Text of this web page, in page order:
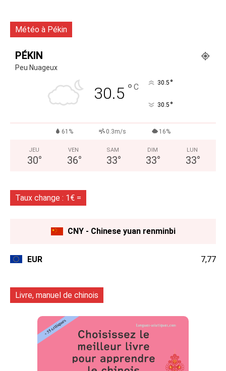
Météo à Pékin
PÉKIN
Peu Nuageux
30.5 ° C 30.5 °
30.5 °
61% 0.3m/s 16%
JEU
30°
VEN
36°
SAM
33°
DIM
33°
LUN
33°
Taux change : 1€ =
CNY - Chinese yuan renminbi
EUR 7,77
Livre, manuel de chinois